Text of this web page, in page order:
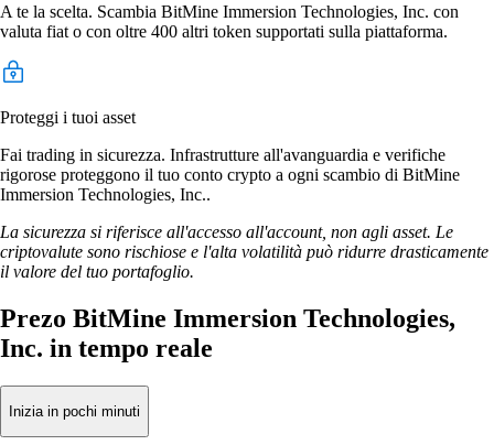
A te la scelta. Scambia BitMine Immersion Technologies, Inc. con
valuta fiat o con oltre 400 altri token supportati sulla piattaforma.
Proteggi i tuoi asset
Fai trading in sicurezza. Infrastrutture all'avanguardia e verifiche
rigorose proteggono il tuo conto crypto a ogni scambio di BitMine
Immersion Technologies, Inc..
La sicurezza si riferisce all'accesso all'account, non agli asset. Le
criptovalute sono rischiose e l'alta volatilità può ridurre drasticamente
il valore del tuo portafoglio.
Prezo BitMine Immersion Technologies,
Inc. in tempo reale
Inizia in pochi minuti